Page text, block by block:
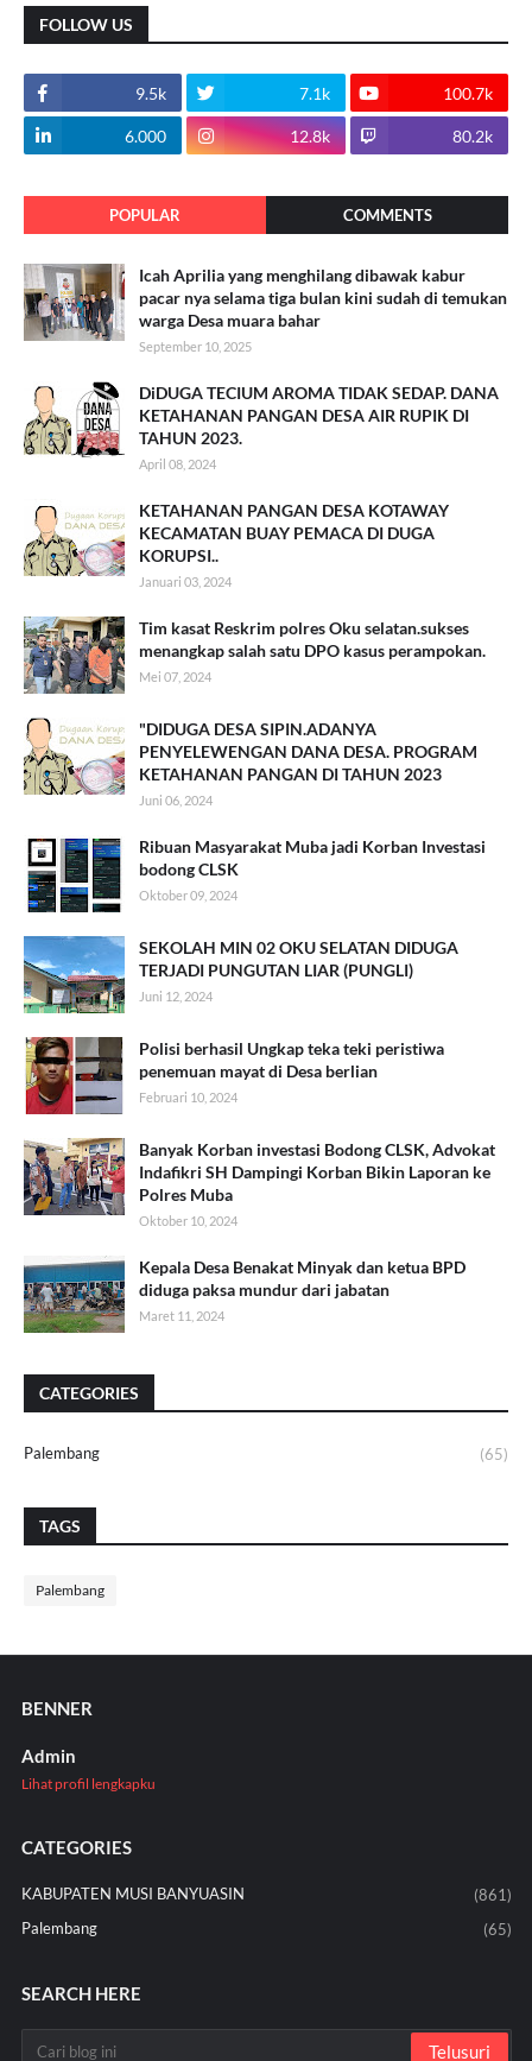
FOLLOW US
9.5k 7.1k 100.7k
6.000 12.8k 80.2k
POPULAR COMMENTS
Icah Aprilia yang menghilang dibawak kabur
pacar nya selama tiga bulan kini sudah di temukan
warga Desa muara bahar
September 10, 2025
DiDUGA TECIUM AROMA TIDAK SEDAP. DANA
KETAHANAN PANGAN DESA AIR RUPIK DI
TAHUN 2023.
April 08, 2024
KETAHANAN PANGAN DESA KOTAWAY
KECAMATAN BUAY PEMACA DI DUGA
KORUPSI..
Januari 03, 2024
Tim kasat Reskrim polres Oku selatan.sukses
menangkap salah satu DPO kasus perampokan.
Mei 07, 2024
"DIDUGA DESA SIPIN.ADANYA
PENYELEWENGAN DANA DESA. PROGRAM
KETAHANAN PANGAN DI TAHUN 2023
Juni 06, 2024
Ribuan Masyarakat Muba jadi Korban Investasi
bodong CLSK
Oktober 09, 2024
SEKOLAH MIN 02 OKU SELATAN DIDUGA
TERJADI PUNGUTAN LIAR (PUNGLI)
Juni 12, 2024
Polisi berhasil Ungkap teka teki peristiwa
penemuan mayat di Desa berlian
Februari 10, 2024
Banyak Korban investasi Bodong CLSK, Advokat
Indafikri SH Dampingi Korban Bikin Laporan ke
Polres Muba
Oktober 10, 2024
Kepala Desa Benakat Minyak dan ketua BPD
diduga paksa mundur dari jabatan
Maret 11, 2024
CATEGORIES
Palembang (65)
TAGS
Palembang
BENNER
Admin
Lihat profil lengkapku
CATEGORIES
KABUPATEN MUSI BANYUASIN
(861)
Palembang
(65)
SEARCH HERE